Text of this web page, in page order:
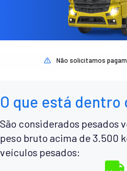
Não solicitamos
O que está
São considerados pesados
peso bruto acima de 3.500
veículos pesados: